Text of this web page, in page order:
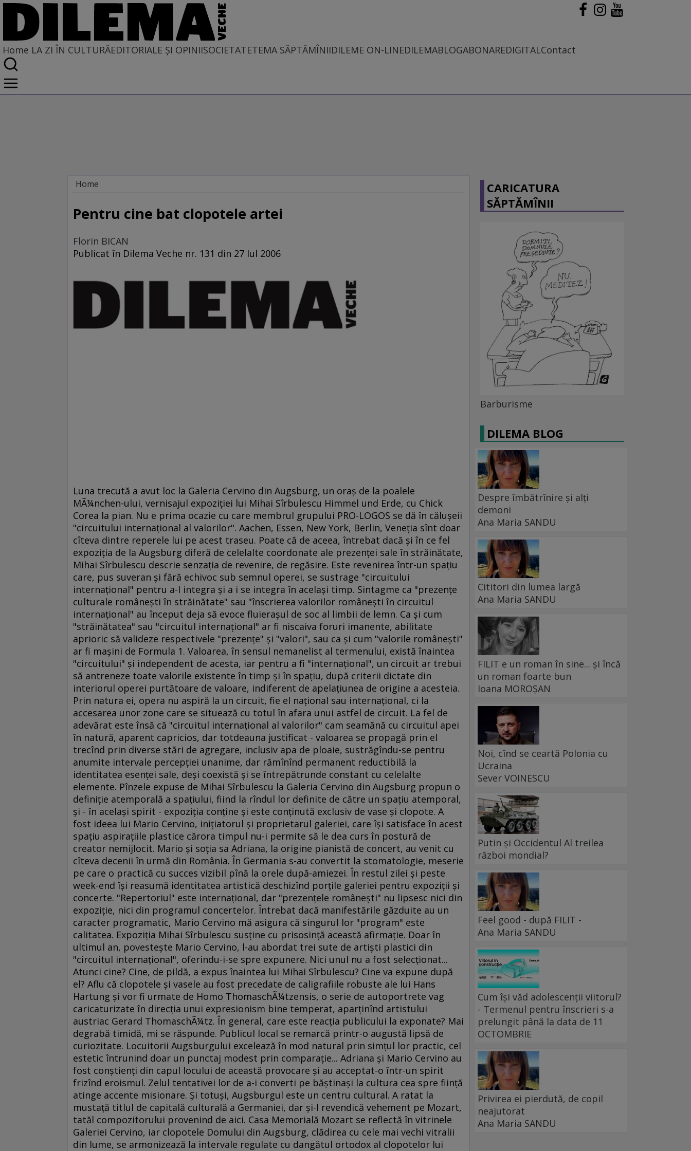
Home LA ZI ÎN CULTURĂEDITORIALE ȘI OPINIISOCIETATETEMA SĂPTĂMÎNIIDILEME ON-LINEDILEMABLOGABONAREDIGITALContact
Home
Pentru cine bat clopotele artei
Florin BICAN
Publicat în Dilema Veche nr. 131 din 27 Iul 2006
Luna trecută a avut loc la Galeria Cervino din Augsburg, un oraş de la poalele
MÃ¼nchen-ului, vernisajul expoziţiei lui Mihai Sîrbulescu Himmel und Erde, cu Chick
Corea la pian. Nu e prima ocazie cu care membrul grupului PRO-LOGOS se dă în căluşeii
"circuitului internaţional al valorilor". Aachen, Essen, New York, Berlin, Veneţia sînt doar
cîteva dintre reperele lui pe acest traseu. Poate că de aceea, întrebat dacă şi în ce fel
expoziţia de la Augsburg diferă de celelalte coordonate ale prezenţei sale în străinătate,
Mihai Sîrbulescu descrie senzaţia de revenire, de regăsire. Este revenirea într-un spaţiu
care, pus suveran şi fără echivoc sub semnul operei, se sustrage "circuitului
internaţional" pentru a-l integra şi a i se integra în acelaşi timp. Sintagme ca "prezenţe
culturale româneşti în străinătate" sau "înscrierea valorilor româneşti în circuitul
internaţional" au început deja să evoce fluieraşul de soc al limbii de lemn. Ca şi cum
"străinătatea" sau "circuitul internaţional" ar fi niscaiva foruri imanente, abilitate
aprioric să valideze respectivele "prezenţe" şi "valori", sau ca şi cum "valorile româneşti"
ar fi maşini de Formula 1. Valoarea, în sensul nemanelist al termenului, există înaintea
"circuitului" şi independent de acesta, iar pentru a fi "internaţional", un circuit ar trebui
să antreneze toate valorile existente în timp şi în spaţiu, după criterii dictate din
interiorul operei purtătoare de valoare, indiferent de apelaţiunea de origine a acesteia.
Prin natura ei, opera nu aspiră la un circuit, fie el naţional sau internaţional, ci la
accesarea unor zone care se situează cu totul în afara unui astfel de circuit. La fel de
adevărat este însă că "circuitul internaţional al valorilor" cam seamănă cu circuitul apei
în natură, aparent capricios, dar totdeauna justificat - valoarea se propagă prin el
trecînd prin diverse stări de agregare, inclusiv apa de ploaie, sustrăgîndu-se pentru
anumite intervale percepţiei unanime, dar rămînînd permanent reductibilă la
identitatea esenţei sale, deşi coexistă şi se întrepătrunde constant cu celelalte
elemente. Pînzele expuse de Mihai Sîrbulescu la Galeria Cervino din Augsburg propun o
definiţie atemporală a spaţiului, fiind la rîndul lor definite de către un spaţiu atemporal,
şi - în acelaşi spirit - expoziţia conţine şi este conţinută exclusiv de vase şi clopote. A
fost ideea lui Mario Cervino, iniţiatorul şi proprietarul galeriei, care îşi satisface în acest
spaţiu aspiraţiile plastice cărora timpul nu-i permite să le dea curs în postură de
creator nemijlocit. Mario şi soţia sa Adriana, la origine pianistă de concert, au venit cu
cîteva decenii în urmă din România. În Germania s-au convertit la stomatologie, meserie
pe care o practică cu succes vizibil pînă la orele după-amiezei. În restul zilei şi peste
week-end îşi reasumă identitatea artistică deschizînd porţile galeriei pentru expoziţii şi
concerte. "Repertoriul" este internaţional, dar "prezenţele româneşti" nu lipsesc nici din
expoziţie, nici din programul concertelor. Întrebat dacă manifestările găzduite au un
caracter programatic, Mario Cervino mă asigura că singurul lor "program" este
calitatea. Expoziţia Mihai Sîrbulescu susţine cu prisosinţă această afirmaţie. Doar în
ultimul an, povesteşte Mario Cervino, l-au abordat trei sute de artişti plastici din
"circuitul internaţional", oferindu-i-se spre expunere. Nici unul nu a fost selecţionat...
Atunci cine? Cine, de pildă, a expus înaintea lui Mihai Sîrbulescu? Cine va expune după
el? Aflu că clopotele şi vasele au fost precedate de caligrafiile robuste ale lui Hans
Hartung şi vor fi urmate de Homo ThomaschÃ¼tzensis, o serie de autoportrete vag
caricaturizate în direcţia unui expresionism bine temperat, aparţinînd artistului
austriac Gerard ThomaschÃ¼tz. În general, care este reacţia publicului la exponate? Mai
degrabă timidă, mi se răspunde. Publicul local se remarcă printr-o augustă lipsă de
curiozitate. Locuitorii Augsburgului excelează în mod natural prin simţul lor practic, cel
estetic întrunind doar un punctaj modest prin comparaţie... Adriana şi Mario Cervino au
fost conştienţi din capul locului de această provocare şi au acceptat-o într-un spirit
frizînd eroismul. Zelul tentativei lor de a-i converti pe băştinaşi la cultura cea spre fiinţă
atinge accente misionare. Şi totuşi, Augsburgul este un centru cultural. A ratat la
mustaţă titlul de capitală culturală a Germaniei, dar şi-l revendică vehement pe Mozart,
tatăl compozitorului provenind de aici. Casa Memorială Mozart se reflectă în vitrinele
Galeriei Cervino, iar clopotele Domului din Augsburg, clădirea cu cele mai vechi vitralii
din lume, se armonizează la intervale regulate cu dangătul ortodox al clopotelor lui
CARICATURA
SĂPTĂMÎNII
Barburisme
DILEMA BLOG
Despre îmbătrînire și alți
demoni
Ana Maria SANDU
Cititori din lumea largă
Ana Maria SANDU
FILIT e un roman în sine... și încă
un roman foarte bun
Ioana MOROȘAN
Noi, cînd se ceartă Polonia cu
Ucraina
Sever VOINESCU
Putin și Occidentul Al treilea
război mondial?
Feel good - după FILIT -
Ana Maria SANDU
Cum își văd adolescenții viitorul?
- Termenul pentru înscrieri s-a
prelungit până la data de 11
OCTOMBRIE
Privirea ei pierdută, de copil
neajutorat
Ana Maria SANDU